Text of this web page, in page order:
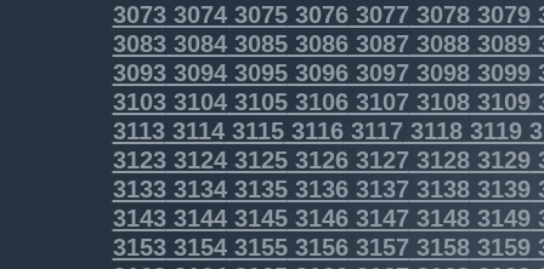
3073307430753076307730783079
3083308430853086308730883089
3093309430953096309730983099
3103310431053106310731083109
3113311431153116311731183119
3123312431253126312731283129
3133313431353136313731383139
3143314431453146314731483149
31533154315531563157 31583159